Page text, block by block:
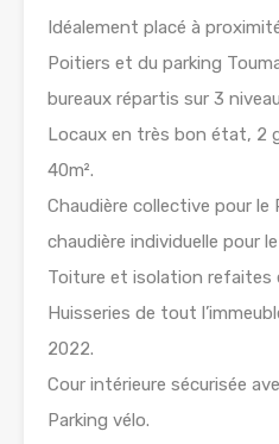
Idéalement placé à
Poitiers et du parking
bureaux répartis sur 3
Locaux en très bon état, 2
40m².
Chaudière collective pour le
chaudière individuelle pour
Toiture et isolation refaites
Huisseries de tout
2022.
Cour intérieure sécurisée
Parking vélo.